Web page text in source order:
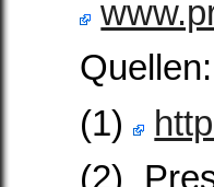
Quellen:
(1)
(2)